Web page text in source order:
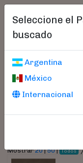
Seleccione el
buscado
Argentina
México
Internacional
Libros
Parámetros
Mostrar20|50| Todos